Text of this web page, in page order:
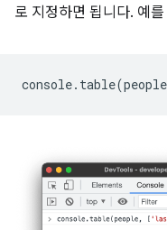
로 지정하면 됩니다. 예
console. table(people